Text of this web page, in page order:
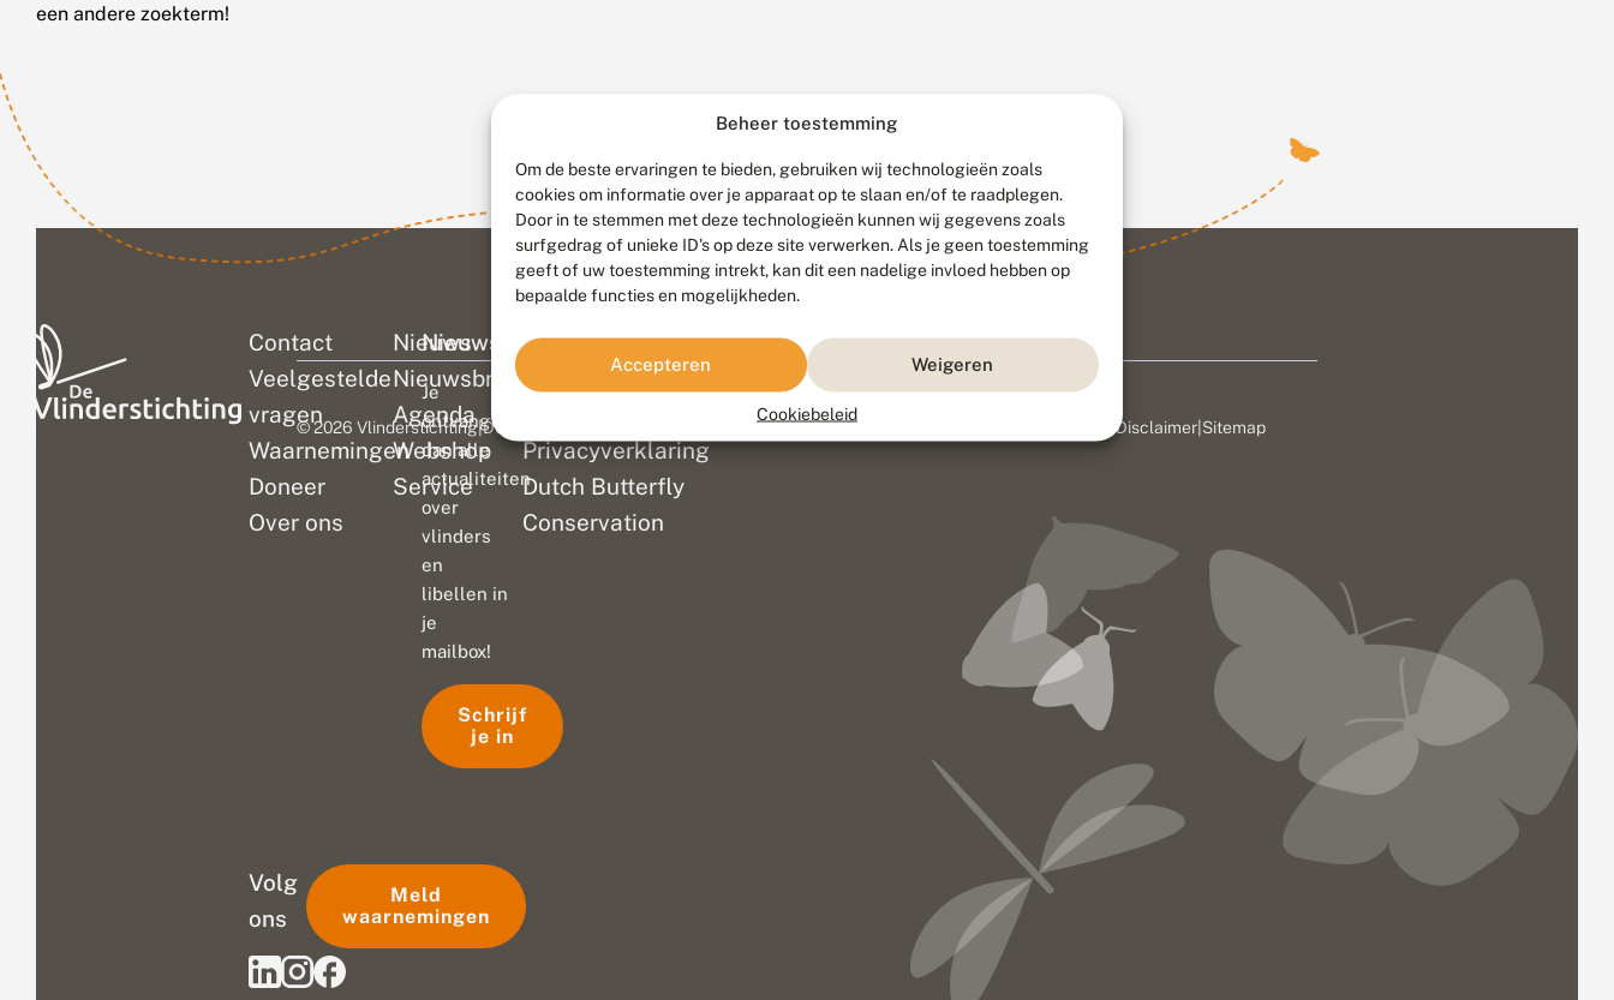
Beheer toestemming
Om de beste ervaringen te bieden, gebruiken wij technologieën zoals
cookies om informatie over je apparaat op te slaan en/of te raadplegen.
Door in te stemmen met deze technologieën kunnen wij gegevens zoals
surfgedrag of unieke ID's op deze site verwerken. Als je geen toestemming
geeft of uw toestemming intrekt, kan dit een nadelige invloed hebben op
bepaalde functies en mogelijkheden.
Accepteren Weigeren
Cookiebeleid
een andere zoekterm!
Contact
Veelgestelde
vragen
Waarnemingen
Doneer
Over ons
Nieuws
Nieuwsbrief
Agenda
Webshop
Service
Colofon
Disclaimer
Privacyverklaring
Dutch Butterfly
Conservation
Nieuwsbrief
Je
ontvangt
dan alle
actualiteiten
over
vlinders
en
libellen in
je
mailbox!
Schrijf
je in
Volg
ons
Meld
waarnemingen
© 2026 Vlinderstichting|Duurzaam ontwikkeld door Go2People, ontworpen door Disclaimer Sitemap